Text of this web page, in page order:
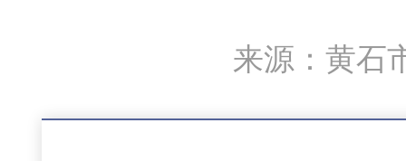
来源：黄